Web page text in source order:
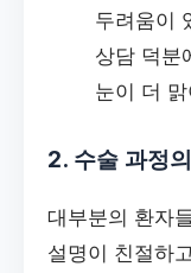
두려움이
상담 덕분
눈이 더
2. 수술 과정
대부분의 환자
설명이 친절하